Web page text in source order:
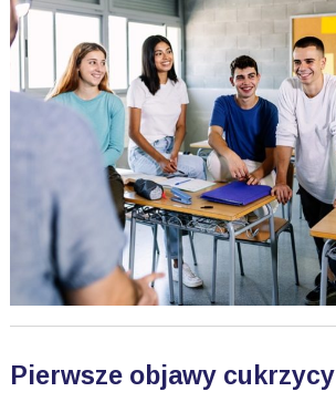
Pierwsze objawy cukrzycy